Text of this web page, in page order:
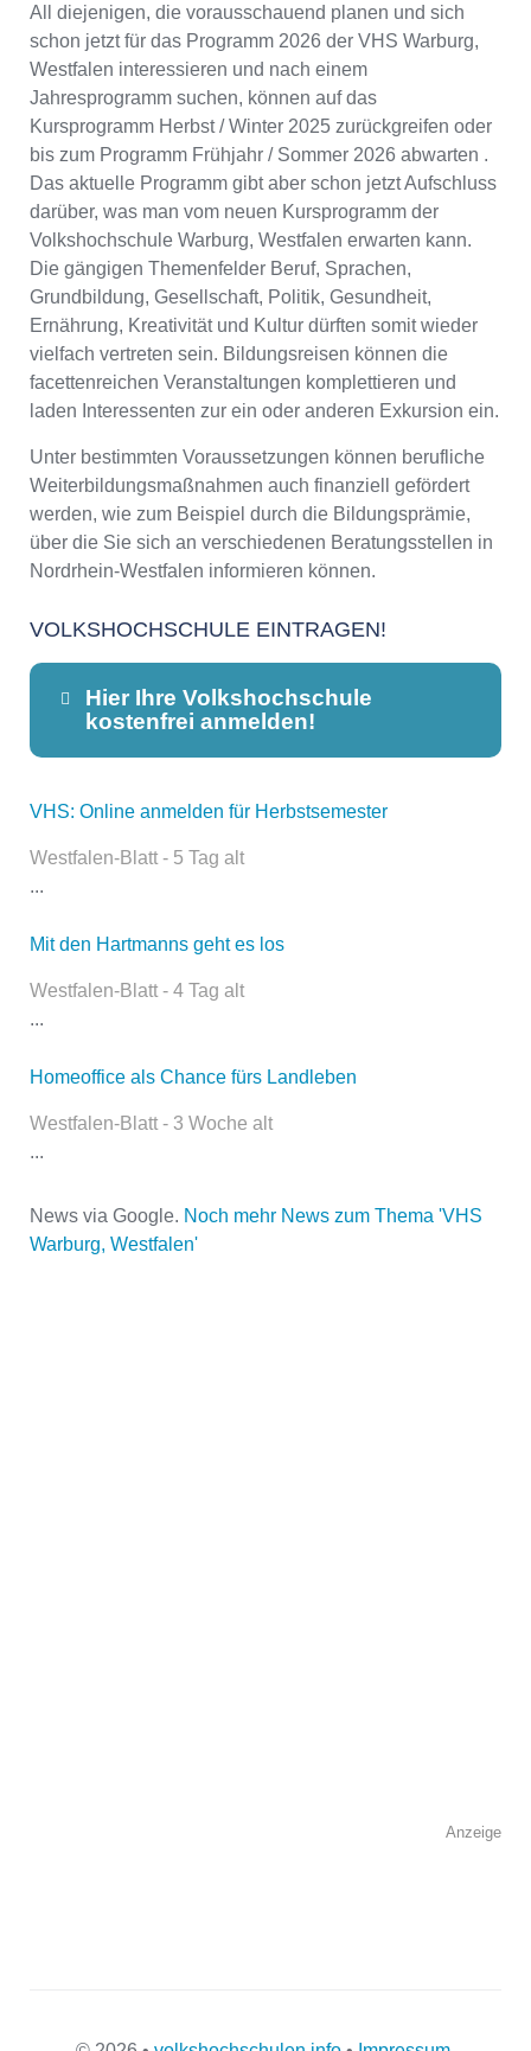
All diejenigen, die vorausschauend planen und sich
schon jetzt für das Programm 2026 der VHS Warburg,
Westfalen interessieren und nach einem
Jahresprogramm suchen, können auf das
Kursprogramm Herbst / Winter 2025 zurückgreifen oder
bis zum Programm Frühjahr / Sommer 2026 abwarten .
Das aktuelle Programm gibt aber schon jetzt Aufschluss
darüber, was man vom neuen Kursprogramm der
Volkshochschule Warburg, Westfalen erwarten kann.
Die gängigen Themenfelder Beruf, Sprachen,
Grundbildung, Gesellschaft, Politik, Gesundheit,
Ernährung, Kreativität und Kultur dürften somit wieder
vielfach vertreten sein. Bildungsreisen können die
facettenreichen Veranstaltungen komplettieren und
laden Interessenten zur ein oder anderen Exkursion ein.
Unter bestimmten Voraussetzungen können berufliche
Weiterbildungsmaßnahmen auch finanziell gefördert
werden, wie zum Beispiel durch die Bildungsprämie,
über die Sie sich an verschiedenen Beratungsstellen in
Nordrhein-Westfalen informieren können.
VOLKSHOCHSCHULE EINTRAGEN!
Hier Ihre Volkshochschule
kostenfrei anmelden!
Dieser Teil dient lediglich zur
öffentlich sichtbar.
E-Mail*
VHS: Online anmelden für Herbstsemester
Westfalen-Blatt - 5 Tag alt
...
Mit den Hartmanns geht es los
Westfalen-Blatt - 4 Tag alt
...
Homeoffice als Chance fürs Landleben
Westfalen-Blatt - 3 Woche alt
...
News via Google. Noch mehr News zum Thema 'VHS
Warburg, Westfalen'
Anzeige